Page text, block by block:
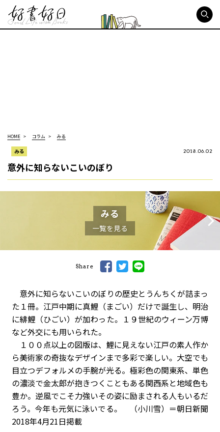
HOME コラム みる
みる 2018.06.02
意外に知らないこいのぼり
みる
一覧を見る
Share
意外に知らないこいのぼりの歴史とうんちくが詰まっ
た１冊。江戸中期に真鯉（まごい）だけで誕生し、明治
に緋鯉（ひごい）が加わった。１９世紀のウィーン万博
など外交にも用いられた。
１００点以上の図版は、鯉に見えない江戸の素人作か
ら美術家の奇抜なデザインまで多彩で楽しい。大空でも
目立つデフォルメの手腕が光る。極彩色の関東系、単色
の濃淡で金太郎が抱きつくこともある関西系と地域色も
豊か。逆風でこそ力強いその姿に励まされる人もいるだ
ろう。今年も元気に泳いでる。 （小川雪）＝朝日新聞
2018年4月21日掲載